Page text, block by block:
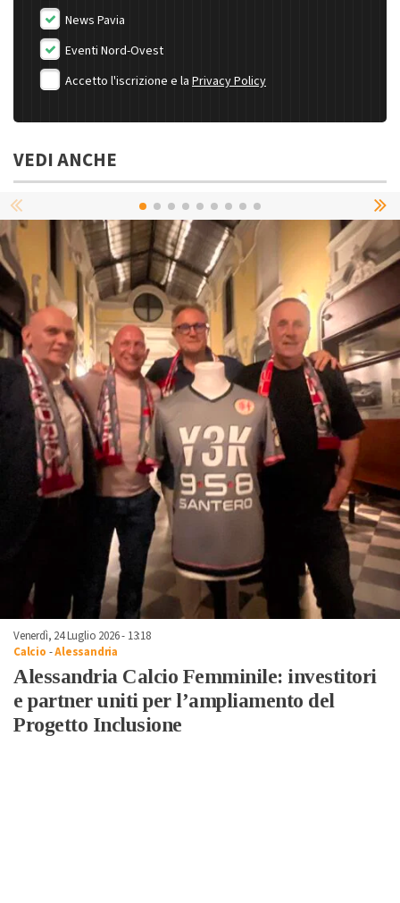
News Pavia
Eventi Nord-Ovest
Accetto l'iscrizione e la Privacy Policy
VEDI ANCHE
Venerdì, 24 Luglio 2026 - 13:18
Calcio -Alessandria
Alessandria Calcio Femminile: investitori
e partner uniti per l’ampliamento del
Progetto Inclusione